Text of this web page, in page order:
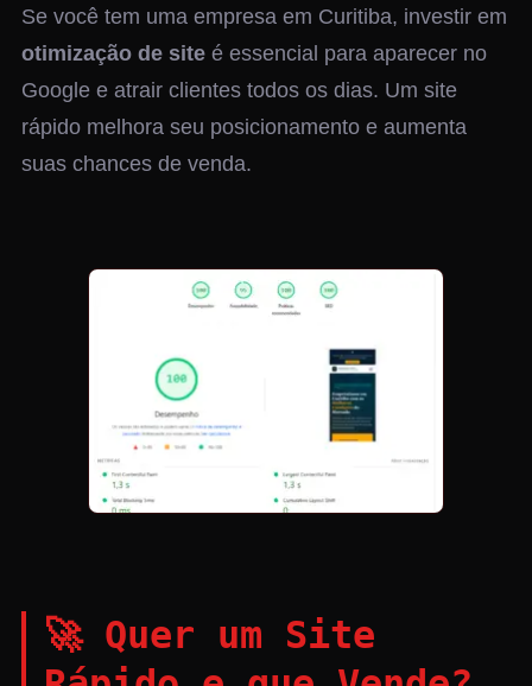
Se você tem uma empresa em Curitiba, investir em
otimização de siteé essencial para aparecer no
Google e atrair clientes todos os dias. Um site
rápido melhora seu posicionamento e aumenta
suas chances de venda.
🚀 Quer um Site